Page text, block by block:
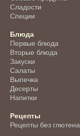
Сладости
Специи
Блюда
Первые блюда
Вторые блюда
Закуски
Салаты
Выпечка
Десерты
Напитки
Рецепты
Рецепты без глютена